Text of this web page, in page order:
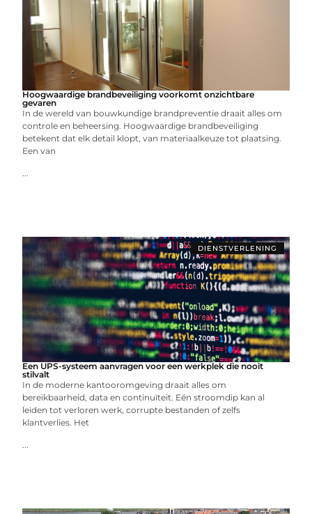
Hoogwaardige brandbeveiliging voorkomt onzichtbare
gevaren
In de wereld van bouwkundige brandpreventie draait alles om
controle en beheersing. Hoogwaardige brandbeveiliging
betekent dat elk detail klopt, van materiaalkeuze tot plaatsing.
Een van
...
DIENSTVERLENING
Een UPS-systeem aanvragen voor een werkplek die nooit
stilvalt
In de moderne kantooromgeving draait alles om
bereikbaarheid, data en continuïteit. Eén stroomdip kan al
leiden tot verloren werk, corrupte bestanden of zelfs
klantverlies. Het
...